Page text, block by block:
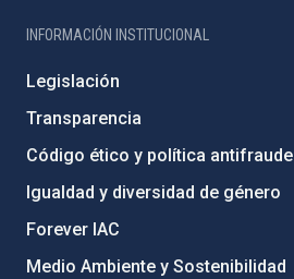
INFORMACIÓN INSTITUCIONAL
Legislación
Transparencia
Código ético y política antifraude
Igualdad y diversidad de género
Forever IAC
Medio Ambiente y Sostenibilidad